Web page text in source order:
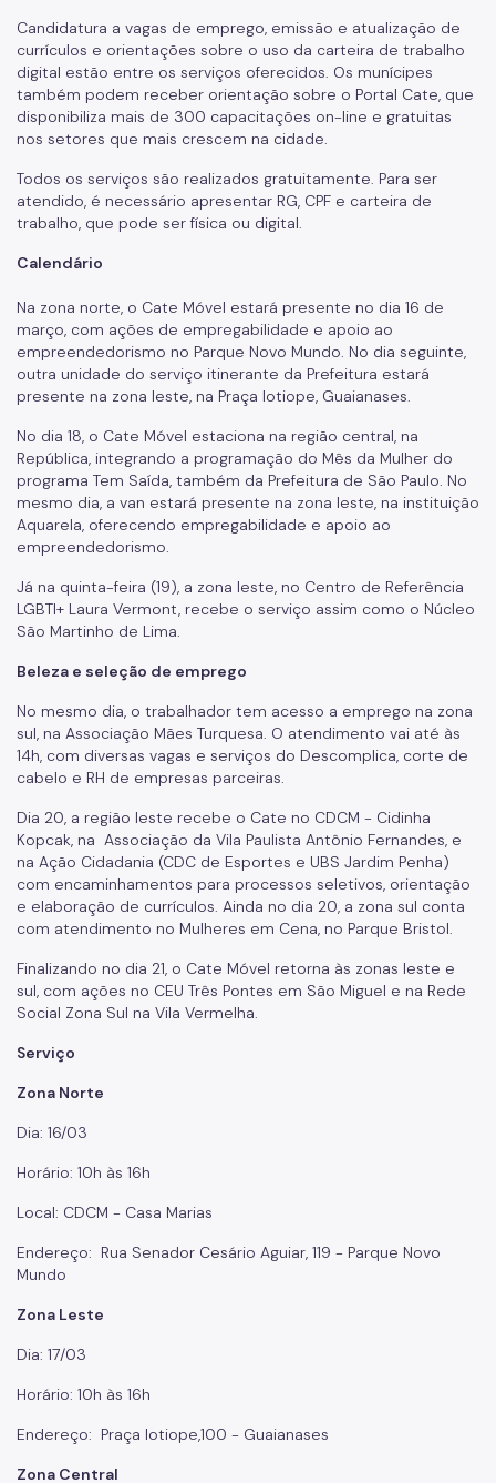
Candidatura a vagas de emprego, emissão e atualização de
currículos e orientações sobre o uso da carteira de trabalho
digital estão entre os serviços oferecidos. Os munícipes
também podem receber orientação sobre o Portal Cate, que
disponibiliza mais de 300 capacitações on-line e gratuitas
nos setores que mais crescem na cidade.
Todos os serviços são realizados gratuitamente. Para ser
atendido, é necessário apresentar RG, CPF e carteira de
trabalho, que pode ser física ou digital.
Calendário
Na zona norte, o Cate Móvel estará presente no dia 16 de
março, com ações de empregabilidade e apoio ao
empreendedorismo no Parque Novo Mundo. No dia seguinte,
outra unidade do serviço itinerante da Prefeitura estará
presente na zona leste, na Praça Iotiope, Guaianases.
No dia 18, o Cate Móvel estaciona na região central, na
República, integrando a programação do Mês da Mulher do
programa Tem Saída, também da Prefeitura de São Paulo. No
mesmo dia, a van estará presente na zona leste, na instituição
Aquarela, oferecendo empregabilidade e apoio ao
empreendedorismo.
Já na quinta-feira (19), a zona leste, no Centro de Referência
LGBTI+ Laura Vermont, recebe o serviço assim como o Núcleo
São Martinho de Lima.
Beleza e seleção de emprego
No mesmo dia, o trabalhador tem acesso a emprego na zona
sul, na Associação Mães Turquesa. O atendimento vai até às
14h, com diversas vagas e serviços do Descomplica, corte de
cabelo e RH de empresas parceiras.
Dia 20, a região leste recebe o Cate no CDCM - Cidinha
Kopcak, na Associação da Vila Paulista Antônio Fernandes, e
na Ação Cidadania (CDC de Esportes e UBS Jardim Penha)
com encaminhamentos para processos seletivos, orientação
e elaboração de currículos. Ainda no dia 20, a zona sul conta
com atendimento no Mulheres em Cena, no Parque Bristol.
Finalizando no dia 21, o Cate Móvel retorna às zonas leste e
sul, com ações no CEU Três Pontes em São Miguel e na Rede
Social Zona Sul na Vila Vermelha.
Serviço
Zona Norte
Dia: 16/03
Horário: 10h às 16h
Local: CDCM - Casa Marias
Endereço: Rua Senador Cesário Aguiar, 119 - Parque Novo
Mundo
Zona Leste
Dia: 17/03
Horário: 10h às 16h
Endereço: Praça Iotiope,100 - Guaianases
Zona Central